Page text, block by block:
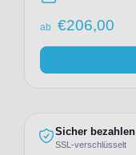
ab €206,00
Sicher bezahlen
SSL-verschlüsselt